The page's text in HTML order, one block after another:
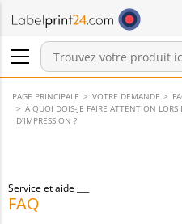
Connexion / Inscription
Produits dans
Annonces
PAGE PRINCIPALE VOTRE DEMANDE
À QUOI DOIS-JE FAIRE ATTENTION
D'IMPRESSION ?
Service et aide
FAQ